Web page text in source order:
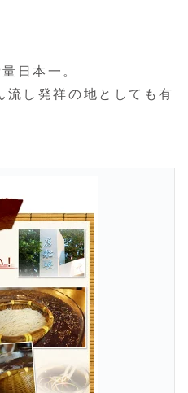
日本一。
流し発祥の地としても有